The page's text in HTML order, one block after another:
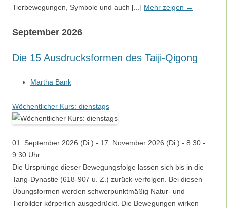
Tierbewegungen, Symbole und auch [...] Mehr zeigen →
September 2026
Die 15 Ausdrucksformen des Taiji-Qigong
Martha Bank
Wöchentlicher Kurs: dienstags
01. September 2026 (Di.) - 17. November 2026 (Di.) - 8:30 -
9:30 Uhr
Die Ursprünge dieser Bewegungsfolge lassen sich bis in die
Tang-Dynastie (618-907 u. Z.) zurück-verfolgen. Bei diesen
Übungsformen werden schwerpunktmäßig Natur- und
Tierbilder körperlich ausgedrückt. Die Bewegungen wirken